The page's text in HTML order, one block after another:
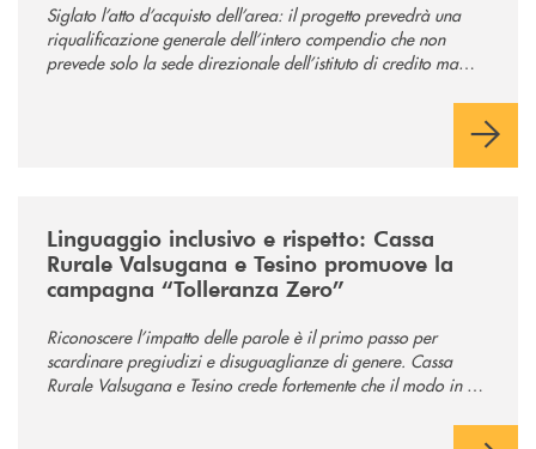
Siglato l’atto d’acquisto dell’area: il progetto prevedrà una
riqualificazione generale dell’intero compendio che non
prevede solo la sede direzionale dell’istituto di credito ma
Linguaggio inclusivo e rispetto: Cassa
Rurale Valsugana e Tesino promuove la
campagna “Tolleranza Zero”
Riconoscere l’impatto delle parole è il primo passo per
scardinare pregiudizi e disuguaglianze di genere. Cassa
Rurale Valsugana e Tesino crede fortemente che il modo in cui